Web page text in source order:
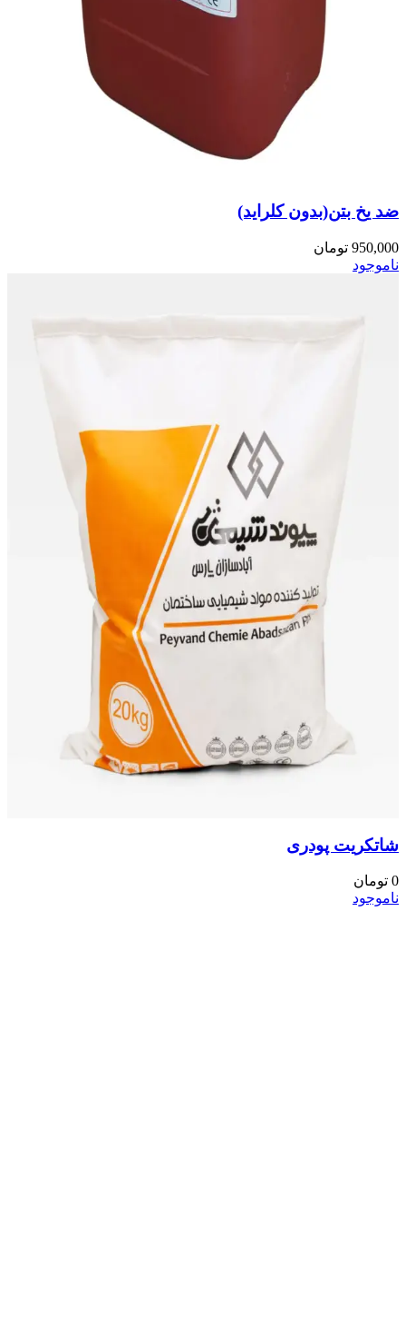
ضد یخ بتن(بدون کلراید)
950,000 تومان
ناموجود
شاتکریت پودری
0 تومان
ناموجود